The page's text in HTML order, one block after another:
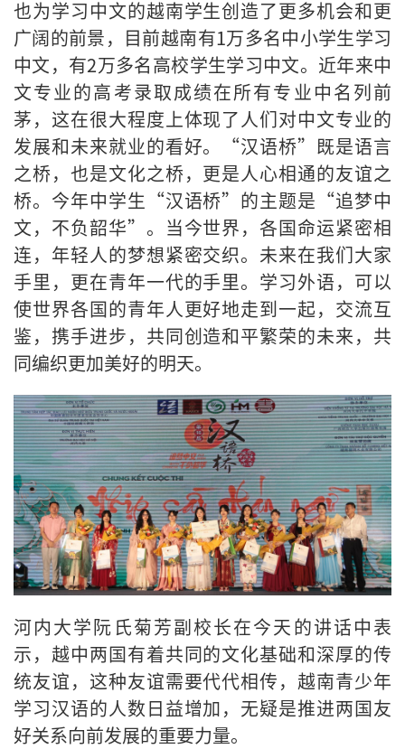
也为学习中文的越南学生创造了更多机会和更
广阔的前景，目前越南有1万多名中小学生学习
中文， 有2万多名高校学生学习中文。近年来中
文专业的高考录取成绩在所有专业中名列前
茅，这在很大程度上体现了人们对中文专业的
发展和未来就业的看好。“汉语桥”既是语言
之桥，也是文化之桥，更是人心相通的友谊之
桥。今年中学生“汉语桥”的主题是“追梦中
文，不负韶华”。当今世界，各国命运紧密相
连，年轻人的梦想紧密交织。未来在我们大家
手里，更在青年一代的手里。学习外语，可以
使世界各国的青年人更好地走到一起，交流互
鉴，携手进步，共同创造和平繁荣的未来，共
同编织更加美好的明天。
河内大学阮氏菊芳副校长在今天的讲话中表
示，越中两国有着共同的文化基础和深厚的传
统友谊，这种友谊需要代代相传，越南青少年
学习汉语的人数日益增加，无疑是推进两国友
好关系向前发展的重要力量。